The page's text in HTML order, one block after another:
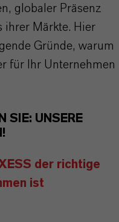
globaler Präsenz
ihrer Märkte. Hier
Gründe, warum
für Ihr Unternehmen
SIE: UNSERE
der richtige
ist